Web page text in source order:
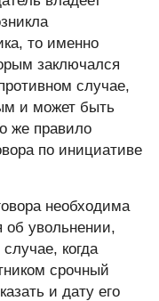
то именно
заключался
случае,
и может быть
же правило
по инициативе
необходима
об увольнении,
когда
срочный
и дату его